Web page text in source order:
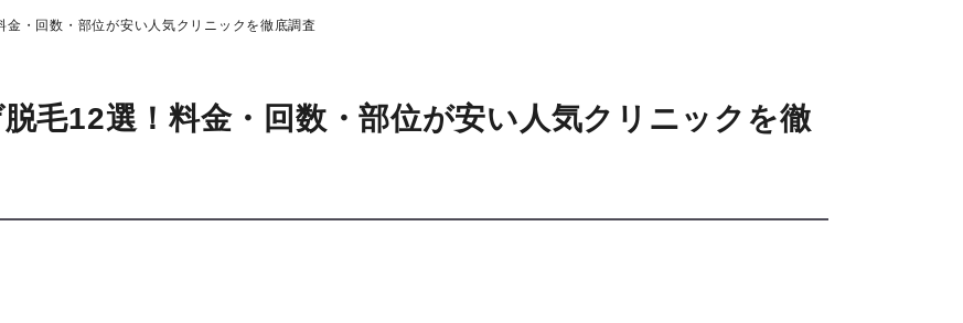
・回数・部位が安い人気クリニックを徹底調査
毛12選！料金・回数・部位が安い人気クリニックを徹